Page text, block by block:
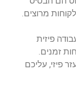
מרוצים.
פיזית
זמנים.
פיזי, עליכם